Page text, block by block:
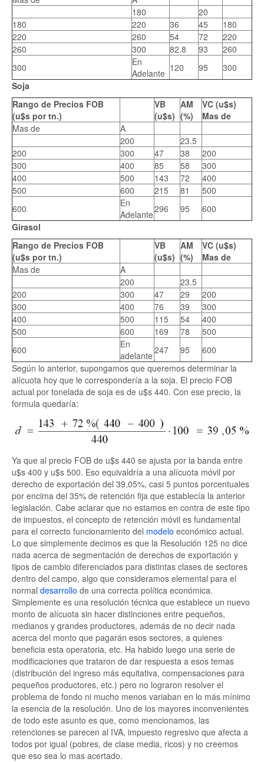
180
20
180
220 36 45
180
220
260 54 72
220
260
300 82.8 93
260
300
En
Adelante 120 95
300
Soja
Rango de Precios FOB
(u$s por tn.)
VB
(u$s)
AM
(%)
VC (u$s)
Mas de
Mas de
A
200
23.5
200
300 47 38
200
300
400 85 58
300
400
500 143 72
400
500
600 215 81
500
600
En
Adelante296 95
600
Girasol
Rango de Precios FOB
(u$s por tn.)
VB
(u$s)
AM
(%)
VC (u$s)
Mas de
Mas de
A
200
23.5
200
300 47 29
200
300
400 76 39
300
400
500 115 54
400
500
600 169 78
500
600
En
adelante247 95
600
Según lo anterior, supongamos que queremos determinar la
alícuota hoy que le correspondería a la soja. El precio FOB
actual por tonelada de soja es de u$s 440. Con ese precio, la
formula quedaría:
Ya que al precio FOB de u$s 440 se ajusta por la banda entre
u$s 400 y u$s 500. Eso equivaldría a una alícuota móvil por
derecho de exportación del 39,05%, casi 5 puntos porcentuales
por encima del 35% de retención fija que establecía la anterior
legislación. Cabe aclarar que no estamos en contra de este tipo
de impuestos, el concepto de retención móvil es fundamental
para el correcto funcionamiento del modelo económico actual.
Lo que simplemente decimos es que la Resolución 125 no dice
nada acerca de segmentación de derechos de exportación y
tipos de cambio diferenciados para distintas clases de sectores
dentro del campo, algo que consideramos elemental para el
normal desarrollo de una correcta política económica.
Simplemente es una resolución técnica que establece un nuevo
monto de alícuota sin hacer distinciones entre pequeños,
medianos y grandes productores, además de no decir nada
acerca del monto que pagarán esos sectores, a quienes
beneficia esta operatoria, etc. Ha habido luego una serie de
modificaciones que trataron de dar respuesta a esos temas
(distribución del ingreso más equitativa, compensaciones para
pequeños productores, etc.) pero no lograron resolver el
problema de fondo ni mucho menos variaban en lo más mínimo
la esencia de la resolución. Uno de los mayores inconvenientes
de todo este asunto es que, como mencionamos, las
retenciones se parecen al IVA, impuesto regresivo que afecta a
todos por igual (pobres, de clase media, ricos) y no creemos
que eso sea lo mas acertado.